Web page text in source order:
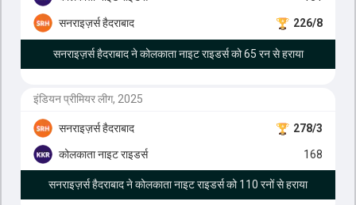
सनराइज़र्स हैदराबाद 226/8
सनराइज़र्स हैदराबाद ने कोलकाता नाइट राइडर्स को 65 रन से हराया
इंडियन प्रीमियर लीग, 2025
सनराइज़र्स हैदराबाद 278/3
कोलकाता नाइट राइडर्स 168
सनराइज़र्स हैदराबाद ने कोलकाता नाइट राइडर्स को 110 रनों से हराया